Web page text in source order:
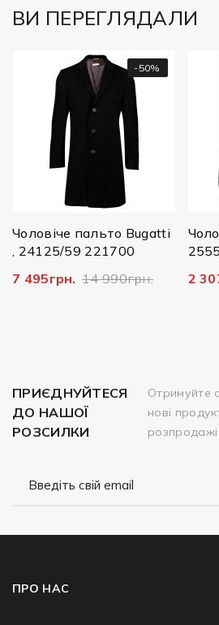
ВИ ПЕРЕГЛЯДАЛИ
-50%
Чоловіче пальто Bugatti
, 24125/59 221700
7 495грн. 14 990грн.
2
ПРИЄДНУЙТЕСЯ
ДО НАШОЇ
РОЗСИЛКИ
Отримуйте
нові
розпродажі
ПРО НАС